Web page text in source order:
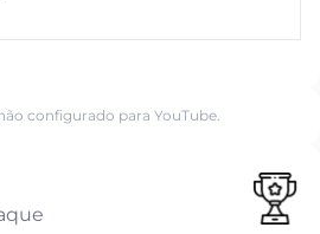
configurado para YouTube.